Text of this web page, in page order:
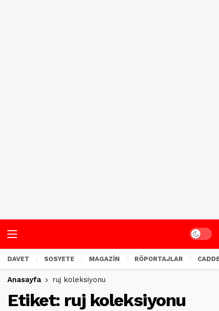
Dark
DAVET SOSYETE MAGAZİN RÖPORTAJLAR
Anasayfa ruj koleksiyonu
Etiket: ruj koleksiyonu